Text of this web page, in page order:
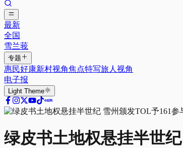
最新
全国
雪兰莪
专题
惠民好康新村视角焦点特写旅人视角
电子报
Light Theme
绿皮书土地权悬挂半世